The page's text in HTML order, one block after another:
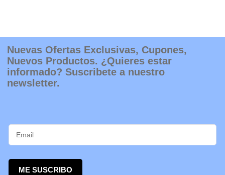
Nuevas Ofertas Exclusivas, Cupones,
Nuevos Productos. ¿Quieres estar
informado? Suscribete a nuestro
newsletter.
ME SUSCRIBO